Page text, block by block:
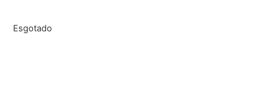
Esgotado